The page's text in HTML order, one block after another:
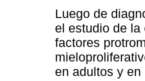
Luego de
el estudio de
factores
en adultos y